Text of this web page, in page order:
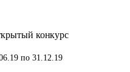
конкурс
по 31.12.19